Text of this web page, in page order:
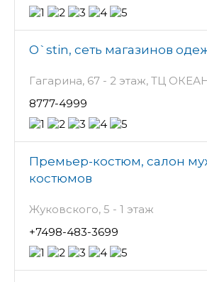
O`stin, сеть магазинов
Гагарина, 67 - 2 этаж, ТЦ
8777-4999
Премьер-костюм, салон
костюмов
Жуковского, 5 - 1 этаж
+7498-483-3699